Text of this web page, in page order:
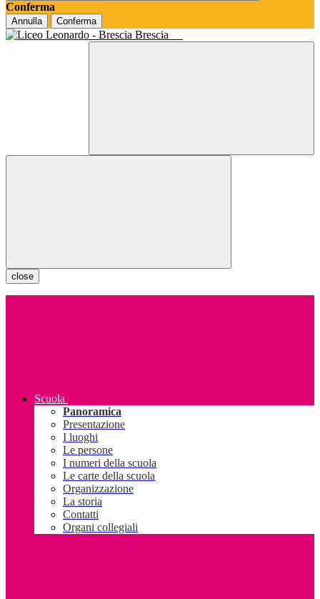
Conferma
Annulla Conferma
Brescia
close
Scuola
Panoramica
Presentazione
I luoghi
Le persone
I numeri della scuola
Le carte della scuola
Organizzazione
La storia
Contatti
Organi collegiali